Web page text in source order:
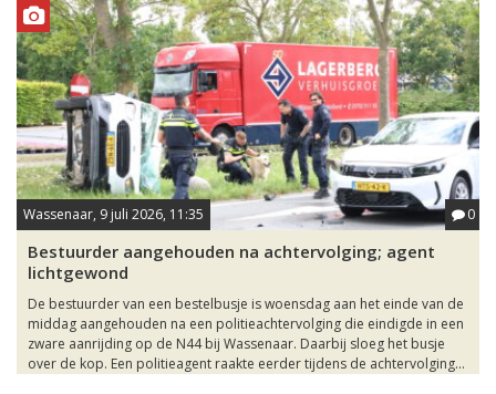
Wassenaar, 9 juli 2026, 11:35 0
Bestuurder aangehouden na achtervolging; agent
lichtgewond
De bestuurder van een bestelbusje is woensdag aan het einde van de
middag aangehouden na een politieachtervolging die eindigde in een
zware aanrijding op de N44 bij Wassenaar. Daarbij sloeg het busje
over de kop. Een politieagent raakte eerder tijdens de achtervolging...